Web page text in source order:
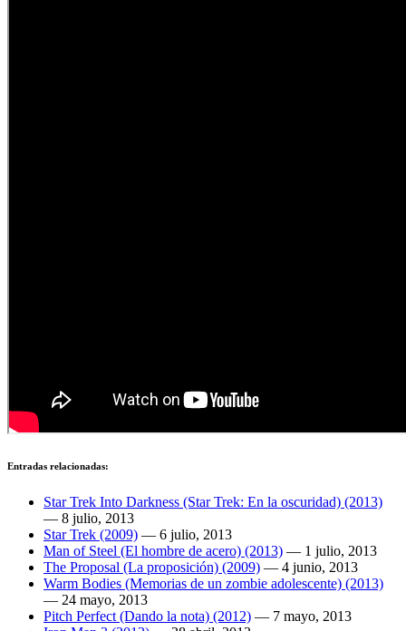
Entradas relacionadas:
Star Trek Into Darkness (Star Trek: En la oscuridad) (2013)
— 8 julio, 2013
Star Trek (2009) — 6 julio, 2013
Man of Steel (El hombre de acero) (2013) — 1 julio, 2013
The Proposal (La proposición) (2009) — 4 junio, 2013
Warm Bodies (Memorias de un zombie adolescente) (2013)
— 24 mayo, 2013
Pitch Perfect (Dando la nota) (2012) — 7 mayo, 2013